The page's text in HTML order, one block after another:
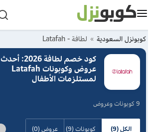
كوبونزل السعودية لطافة - Latafah
كود خصم لطافة 2026: أحدث
عروض وكوبونات Latafah
لمستلزمات الأطفال
9 كوبونات وعروض
الكل (9) كوبونات (9) عروض (0)